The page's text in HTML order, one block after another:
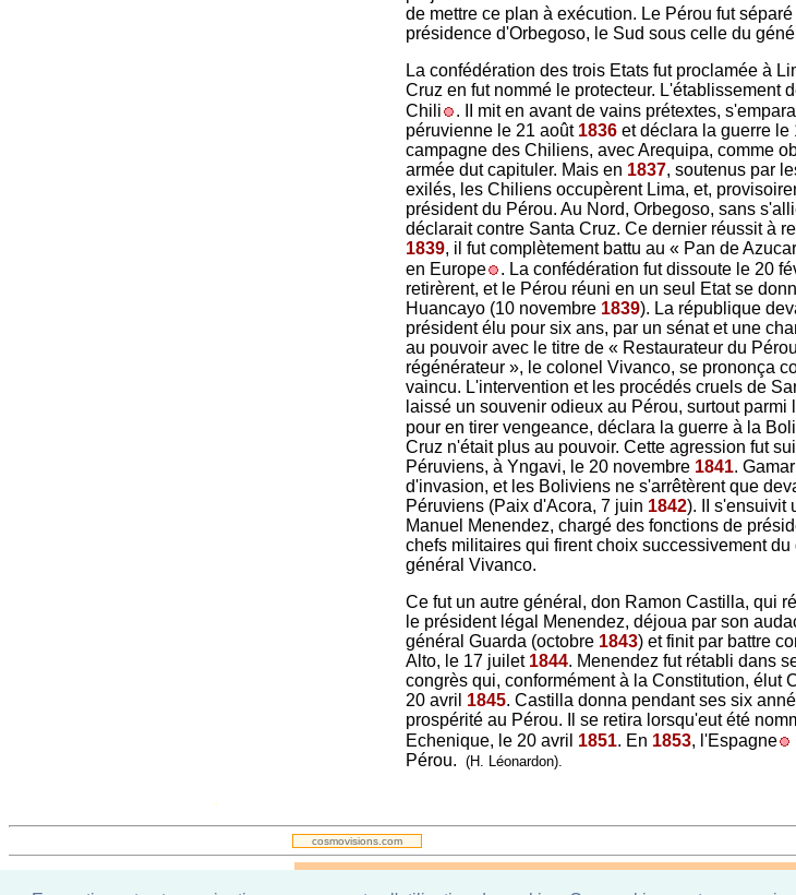
de mettre ce plan à exécution. Le Pérou fut
présidence d'Orbegoso, le Sud sous celle du
La confédération des trois Etats fut proclamée à
Cruz en fut nommé le protecteur. L'établissement
Chili
. II mit en avant de vains prétextes,
péruvienne le 21 août 1836 et déclara la guerre le
campagne des Chiliens, avec Arequipa, comme
armée dut capituler. Mais en 1837, soutenus par
exilés, les Chiliens occupèrent Lima, et,
président du Pérou. Au Nord, Orbegoso, sans
déclarait contre Santa Cruz. Ce dernier réussit à
1839, il fut complètement battu au « Pan de
en Europe
. La confédération fut dissoute le 20
retirèrent, et le Pérou réuni en un seul Etat se
Huancayo (10 novembre 1839). La république
président élu pour six ans, par un sénat et une
au pouvoir avec le titre de « Restaurateur du
régénérateur », le colonel Vivanco, se prononça
vaincu. L'intervention et les procédés cruels de
laissé un souvenir odieux au Pérou, surtout parmi
pour en tirer vengeance, déclara la guerre à la
Cruz n'était plus au pouvoir. Cette agression fut
Péruviens, à Yngavi, le 20 novembre 1841.
d'invasion, et les Boliviens ne s'arrêtèrent que
Péruviens (Paix d'Acora, 7 juin 1842). II s'ensuivit
Manuel Menendez, chargé des fonctions de
chefs militaires qui firent choix successivement
général Vivanco.
Ce fut un autre général, don Ramon Castilla, qui
le président légal Menendez, déjoua par son
général Guarda (octobre 1843) et finit par battre
Alto, le 17 juilet 1844. Menendez fut rétabli dans
congrès qui, conformément à la Constitution, élut
20 avril 1845. Castilla donna pendant ses six
prospérité au Pérou. Il se retira lorsqu'eut été
Echenique, le 20 avril 1851. En 1853, l'Espagne
Pérou. (H. Léonardon).
.
cosmovisions.com